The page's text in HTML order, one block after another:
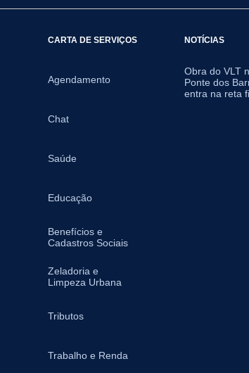
CARTA DE SERVIÇOS
Agendamento
Chat
Saúde
Educação
Benefícios e
Cadastros Sociais
Zeladoria e
Limpeza Urbana
Tributos
Trabalho e Renda
NOTÍCIAS
Obra do VLT
Ponte dos
entra na reta